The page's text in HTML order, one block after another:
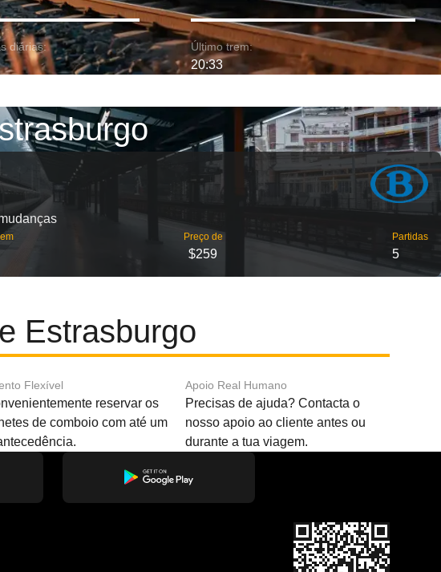
diárias: Último trem:
20:33
Preço de
$259
Partidas
5
Estrasburgo
Flexível
reservar os
de comboio com até um
Apoio Real Humano
Precisas de ajuda? Contacta o
nosso apoio ao cliente antes ou
durante a tua viagem.